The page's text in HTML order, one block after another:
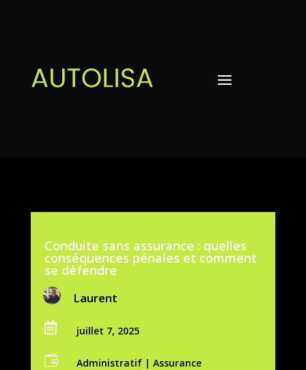
Conduite sans assurance : quelles
conséquences pénales et comment
se défendre
Laurent
 juillet 7, 2025
 Administratif| Assurance